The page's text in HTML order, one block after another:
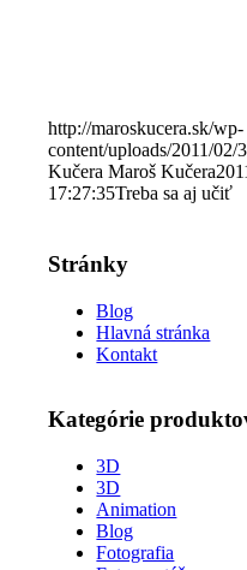
http://maroskucera.sk/wp-
content/uploads/2011/02/
Kučera Maroš Kučera
17:27:35Treba sa aj učiť
Stránky
Blog
Hlavná stránka
Kontakt
Kategórie
3D
3D
Animation
Blog
Fotografia